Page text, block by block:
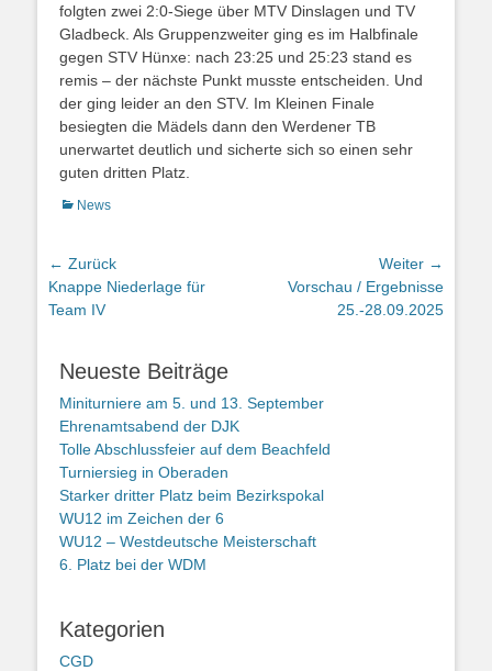
folgten zwei 2:0-Siege über MTV Dinslagen und TV
Gladbeck. Als Gruppenzweiter ging es im Halbfinale
gegen STV Hünxe: nach 23:25 und 25:23 stand es
remis – der nächste Punkt musste entscheiden. Und
der ging leider an den STV. Im Kleinen Finale
besiegten die Mädels dann den Werdener TB
unerwartet deutlich und sicherte sich so einen sehr
guten dritten Platz.
Kategorien
News
Beitragsnavigation
← Zurück
Vorheriger
Beitrag:
Knappe Niederlage für
Team IV
Weiter →
NächsterVorschau / Ergebnisse
25.-28.09.2025
Neueste Beiträge
Miniturniere am 5. und 13. September
Ehrenamtsabend der DJK
Tolle Abschlussfeier auf dem Beachfeld
Turniersieg in Oberaden
Starker dritter Platz beim Bezirkspokal
WU12 im Zeichen der 6
WU12 – Westdeutsche Meisterschaft
6. Platz bei der WDM
Kategorien
CGD